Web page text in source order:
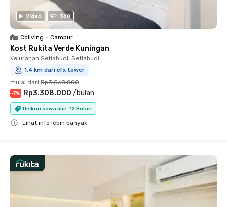
Video 360
Coliving • Campur
Kost Rukita Verde Kuningan
Kelurahan Setiabudi, Setiabudi
1.4 km dari cfx tower
mulai dari Rp3.568.000
-7% Rp3.308.000 /bulan
Diskon sewa min. 12 Bulan
Lihat info lebih banyak